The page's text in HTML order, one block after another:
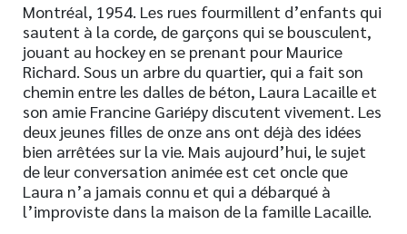
Montréal, 1954. Les rues fourmillent d’enfants qui
sautent à la corde, de garçons qui se bousculent,
jouant au hockey en se prenant pour Maurice
Richard. Sous un arbre du quartier, qui a fait son
chemin entre les dalles de béton, Laura Lacaille et
son amie Francine Gariépy discutent vivement. Les
deux jeunes filles de onze ans ont déjà des idées
bien arrêtées sur la vie. Mais aujourd’hui, le sujet
de leur conversation animée est cet oncle que
Laura n’a jamais connu et qui a débarqué à
l’improviste dans la maison de la famille Lacaille.